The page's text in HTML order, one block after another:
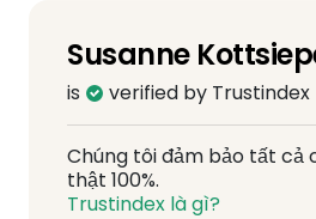
Susanne
is verified by Trustindex
Chúng tôi đảm bảo tất cả
thật 100%.
Trustindex là gì?